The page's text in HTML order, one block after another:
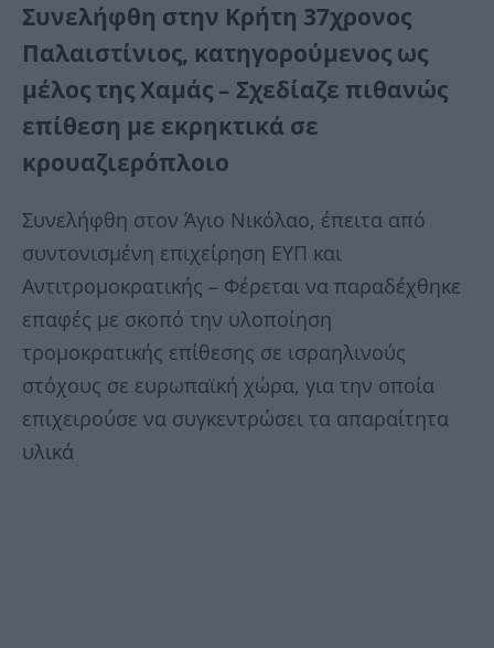
Συνελήφθη στην Κρήτη 37χρονος
Παλαιστίνιος, κατηγορούμενος ως
μέλος της Χαμάς – Σχεδίαζε πιθανώς
επίθεση με εκρηκτικά σε
κρουαζιερόπλοιο
Συνελήφθη στον Άγιο Νικόλαο, έπειτα από
συντονισμένη επιχείρηση ΕΥΠ και
Αντιτρομοκρατικής – Φέρεται να παραδέχθηκε
επαφές με σκοπό την υλοποίηση
τρομοκρατικής επίθεσης σε ισραηλινούς
στόχους σε ευρωπαϊκή χώρα, για την οποία
επιχειρούσε να συγκεντρώσει τα απαραίτητα
υλικά